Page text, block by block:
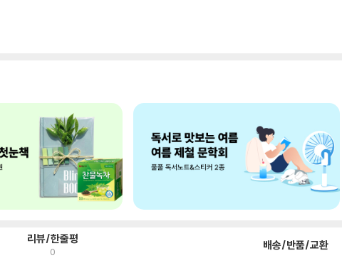
리뷰/한줄평
0 배송/반품/교환